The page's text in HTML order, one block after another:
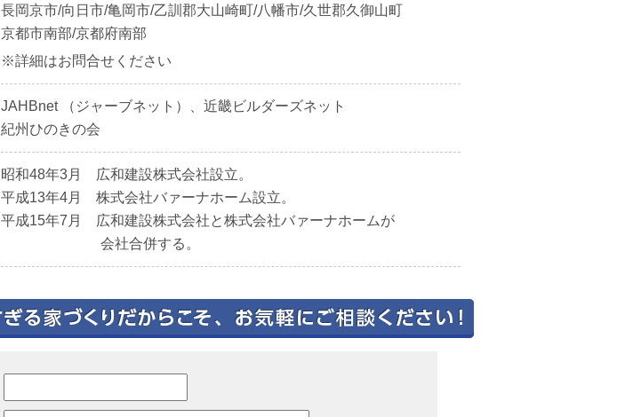
長岡京市/向日市/亀岡市/乙訓郡大山崎町/八幡市/久世郡久御山町
京都市南部/京都府南部
※詳細はお問合せください
JAHBnet （ジャーブネット）、近畿ビルダーズネット
紀州ひのきの会
昭和48年3月 広和建設株式会社設立。
平成13年4月 株式会社バァーナホーム設立。
平成15年7月 広和建設株式会社と株式会社バァーナホームが
会社合併する。